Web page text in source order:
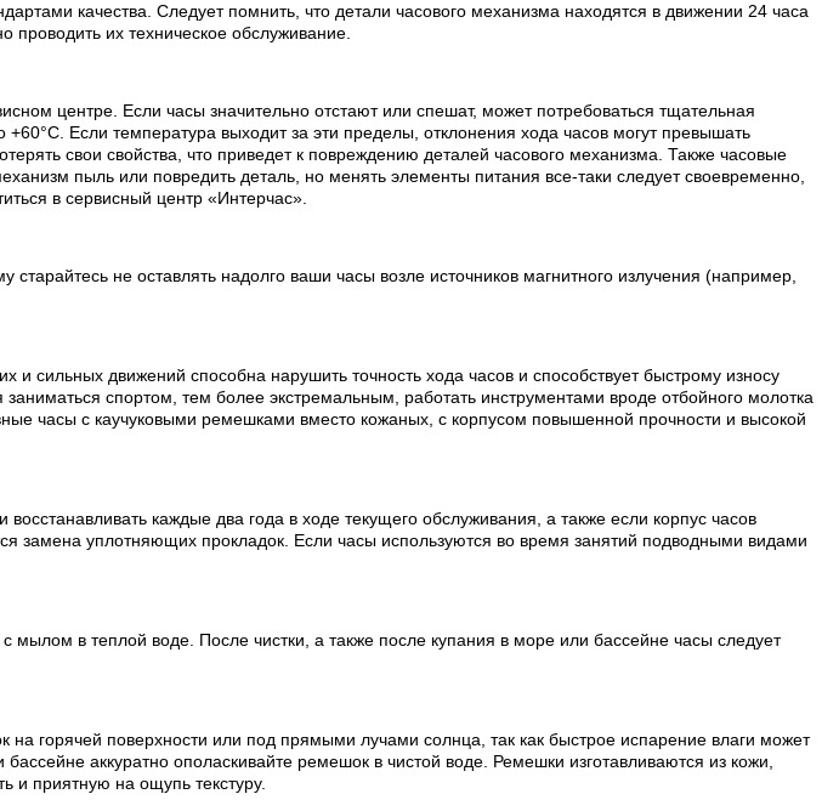
качества. Следует помнить, что детали часового механизма находятся в движении 24 часа
проводить их техническое обслуживание.
центре. Если часы значительно отстают или спешат, может потребоваться тщательная
Если температура выходит за эти пределы, отклонения хода часов могут превышать
свои свойства, что приведет к повреждению деталей часового механизма. Также часовые
пыль или повредить деталь, но менять элементы питания все-таки следует своевременно,
в сервисный центр «Интерчас».
не оставлять надолго ваши часы возле источников магнитного излучения (например,
сильных движений способна нарушить точность хода часов и способствует быстрому износу
спортом, тем более экстремальным, работать инструментами вроде отбойного молотка
часы с каучуковыми ремешками вместо кожаных, с корпусом повышенной прочности и высокой
каждые два года в ходе текущего обслуживания, а также если корпус часов
замена уплотняющих прокладок. Если часы используются во время занятий подводными видами
в теплой воде. После чистки, а также после купания в море или бассейне часы следует
горячей поверхности или под прямыми лучами солнца, так как быстрое испарение влаги может
аккуратно ополаскивайте ремешок в чистой воде. Ремешки изготавливаются из кожи,
и приятную на ощупь текстуру.